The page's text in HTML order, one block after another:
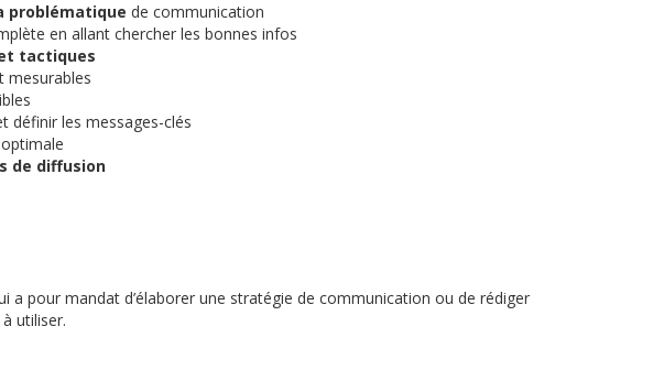
problématique de communication
en allant chercher les bonnes infos
tactiques
mesurables
définir les messages-clés
de diffusion
a pour mandat d’élaborer une stratégie de communication ou de rédiger
utiliser.